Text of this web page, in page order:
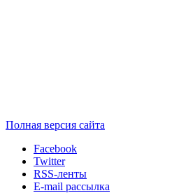
Полная версия сайта
Facebook
Twitter
RSS-ленты
E-mail рассылка